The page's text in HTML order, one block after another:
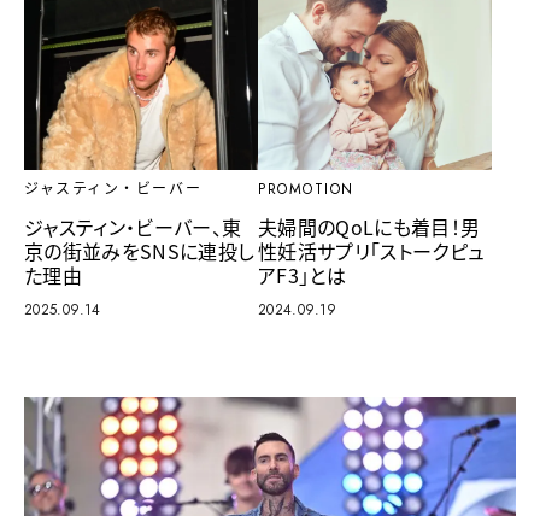
ジャスティン・ビーバー
ジャスティン・ビーバー、東
京の街並みをSNSに連投し
た理由
2025.09.14
PROMOTION
夫婦間のQoLにも着目！男
性妊活サプリ「ストークピュ
アF3」とは
2024.09.19